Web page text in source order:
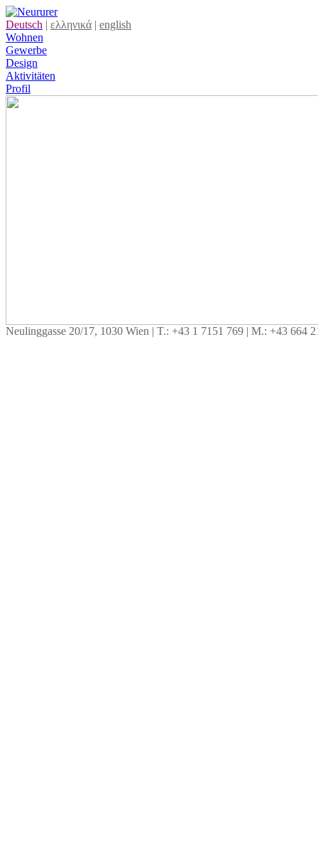
Deutsch | ελληνικά | english
Wohnen
Gewerbe
Design
Aktivitäten
Profil
Neulinggasse 20/17, 1030 Wien | T.: +43 1 7151 769 | M.: +43 664